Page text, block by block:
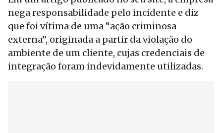
nega responsabilidade pelo incidente e diz
que foi vítima de uma “ação criminosa
externa”, originada a partir da violação do
ambiente de um cliente, cujas credenciais de
integração foram indevidamente utilizadas.